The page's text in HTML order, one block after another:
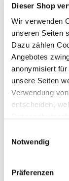
Dieser Shop
Wir verwenden
unseren Seiten
Dazu zählen
Angebotes
anonymisiert
unsere Seiten
Verwendung
entscheiden,
Notwendig
Präferenzen
2%
ARTIKEL IN
SERVICE